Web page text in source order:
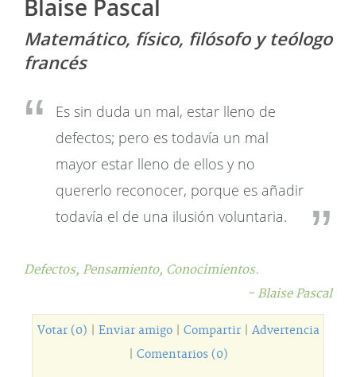
Blaise Pascal
Matemático, físico, filósofo y teólogo
francés
Es sin duda un mal, estar lleno de
defectos; pero es todavía un mal
mayor estar lleno de ellos y no
quererlo reconocer, porque es añadir
todavía el de una ilusión voluntaria.
Defectos, Pensamiento, Conocimientos.
- Blaise Pascal
Votar (0) Enviar amigo| Compartir| Advertencia
Comentarios (0)